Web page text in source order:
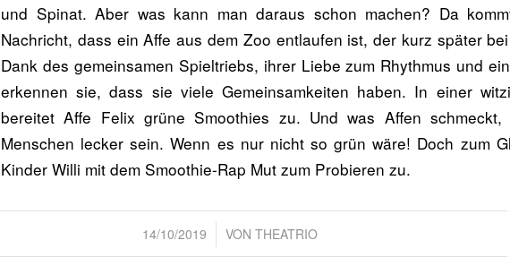
und Spinat. Aber was kann man daraus schon machen? Da
Nachricht, dass ein Affe aus dem Zoo entlaufen ist, der kurz später
Dank des gemeinsamen Spieltriebs, ihrer Liebe zum Rhythmus und
erkennen sie, dass sie viele Gemeinsamkeiten haben. In einer
bereitet Affe Felix grüne Smoothies zu. Und was Affen
Menschen lecker sein. Wenn es nur nicht so grün wäre! Doch zum
Kinder Willi mit dem Smoothie-Rap Mut zum Probieren zu.
14/10/2019
/ VON THEATRIO